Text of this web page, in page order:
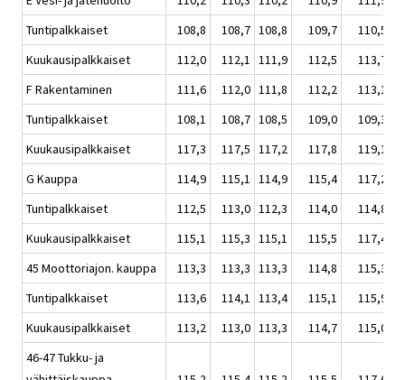
Tuntipalkkaiset
108,8 108,7 108,8 109,7
110,5
Kuukausipalkkaiset
112,0 112,1 111,9 112,5
113,7
F Rakentaminen
111,6 112,0 111,8 112,2
113,1
Tuntipalkkaiset
108,1 108,7 108,5 109,0
109,3
Kuukausipalkkaiset
117,3 117,5 117,2 117,8
119,1
G Kauppa
114,9 115,1 114,9 115,4
117,2
Tuntipalkkaiset
112,5 113,0 112,3 114,0
114,8
Kuukausipalkkaiset
115,1 115,3 115,1 115,5
117,4
45 Moottoriajon. kauppa
113,3 113,3 113,3 114,8
115,3
Tuntipalkkaiset
113,6 114,1 113,4 115,1
115,9
Kuukausipalkkaiset
113,2 113,0 113,3 114,7
115,0
46-47 Tukku- ja